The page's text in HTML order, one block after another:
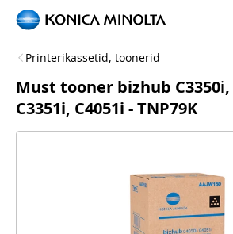
Printerikassetid, toonerid
Must tooner bizhub C3350i,
C3351i, C4051i - TNP79K